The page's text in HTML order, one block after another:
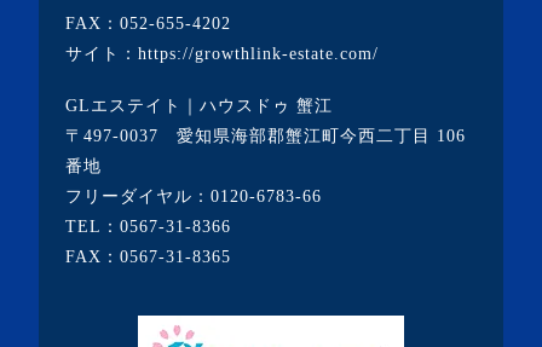
・2020年6月(9記事)
・2020年5月(5記事)
・2020年4月(3記事)
・2020年3月(7記事)
・2020年1月(3記事)
FAX：052-655-4202
サイト： https://growthlink-estate.com/
GLエステイト｜ハウスドゥ 蟹江
〒497-0037 愛知県海部郡蟹江町今西二丁目 106
番地
フリーダイヤル： 0120-6783-66
TEL： 0567-31-8366
FAX：0567-31-8365